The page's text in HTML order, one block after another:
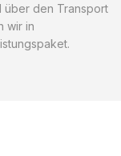
über den Transport
wir in